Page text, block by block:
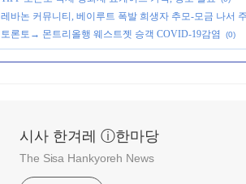
레바논 커뮤니티, 베이루트 폭발 희생자 추모-모금 나서
토론토→ 몬트리올행 웨스트젯 승객 COVID-19감염
(0)
시사 한겨레 ⓘ한마당
The Sisa Hankyoreh News